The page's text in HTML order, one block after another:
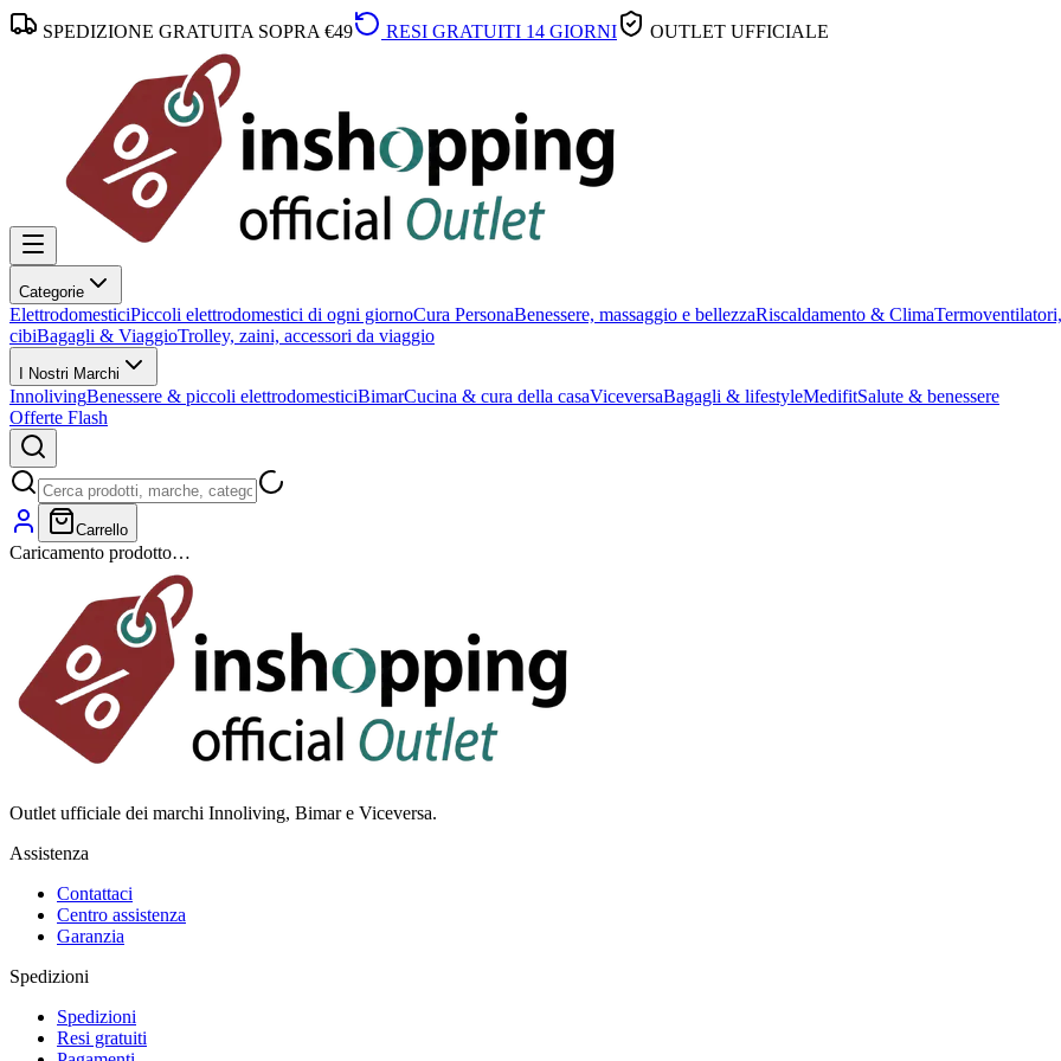
SPEDIZIONE GRATUITA SOPRA €49 RESI GRATUITI 14 GIORNI OUTLET UFFICIALE
Categorie
ElettrodomesticiPiccoli elettrodomestici di ogni giornoCura PersonaBenessere, massaggio e bellezzaRiscaldamento & Clima
cibiBagagli & ViaggioTrolley, zaini, accessori da viaggio
I Nostri Marchi
InnolivingBenessere & piccoli elettrodomesticiBimarCucina & cura della casaViceversaBagagli & lifestyleMedifitSalute & benessere
Offerte Flash
Carrello
Caricamento prodotto…
Outlet ufficiale dei marchi Innoliving, Bimar e Viceversa.
Assistenza
Contattaci
Centro assistenza
Garanzia
Spedizioni
Spedizioni
Resi gratuiti